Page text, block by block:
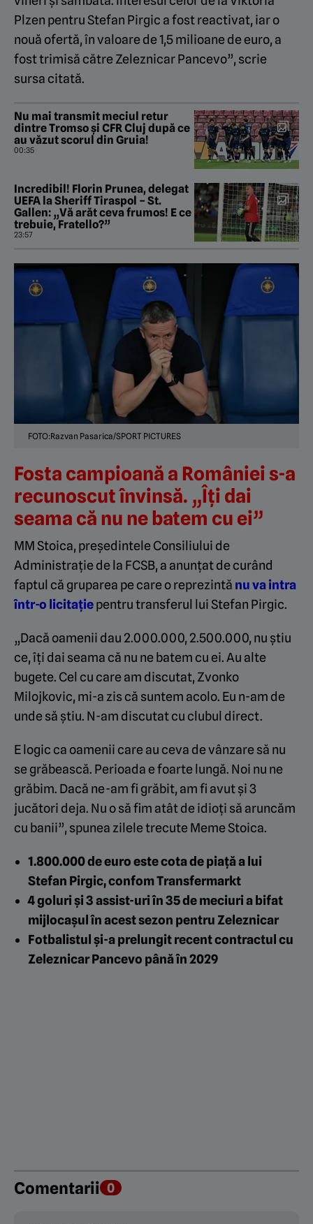
Plzen pentru Stefan Pirgic a fost reactivat, iar o
nouă ofertă, în valoare de 1,5 milioane de euro, a
fost trimisă către Zeleznicar Pancevo”, scrie
sursa citată.
Nu mai transmit meciul retur
dintre Tromso și CFR Cluj după ce
au văzut scorul din Gruia!
00:35
Incredibil! Florin Prunea, delegat
UEFA la Sheriff Tiraspol – St.
Gallen: „Vă arăt ceva frumos! E ce
trebuie, Fratello?”
23:57
FOTO:Razvan Pasarica/SPORT PICTURES
Fosta campioană a României s-a
recunoscut învinsă. „Îţi dai
seama că nu ne batem cu ei”
MM Stoica, președintele Consiliului de
Administrație de la FCSB, a anunțat de curând
faptul că gruparea pe care o reprezintă nu va intra
într-o licitațiepentru transferul lui Stefan Pirgic.
„Dacă oamenii dau 2.000.000, 2.500.000, nu ştiu
ce, îţi dai seama că nu ne batem cu ei. Au alte
bugete. Cel cu care am discutat, Zvonko
Milojkovic, mi-a zis că suntem acolo. Eu n-am de
unde să ştiu. N-am discutat cu clubul direct.
E logic ca oamenii care au ceva de vânzare să nu
se grăbească. Perioada e foarte lungă. Noi nu ne
grăbim. Dacă ne-am fi grăbit, am fi avut și 3
jucători deja. Nu o să fim atât de idioţi să aruncăm
cu banii”, spunea zilele trecute Meme Stoica.
1.800.000 de euro este cota de piață a lui
Stefan Pirgic, confom Transfermarkt
4 goluri și 3 assist-uri în 35 de meciuri a bifat
mijlocașul în acest sezon pentru Zeleznicar
Fotbalistul și-a prelungit recent contractul cu
Zeleznicar Pancevo până în 2029
Comentarii 0